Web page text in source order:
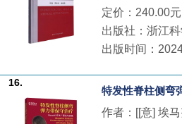
定价：240.00元
出版社：浙江
出版时间：
16.
特发性脊柱侧弯
作者：[[意] 埃